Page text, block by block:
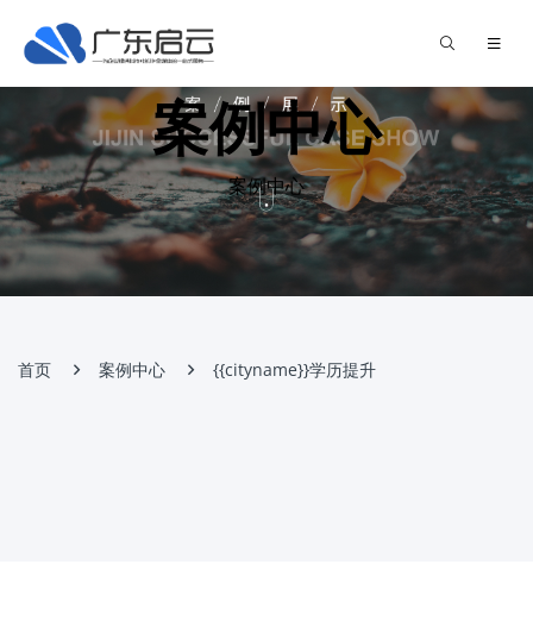
案例中心
案例中心
首页 案例中心 {{cityname}}学历提升